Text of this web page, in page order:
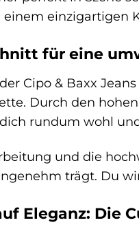
einzigartigen
für eine
Cipo & Baxx
Durch den
rundum wohl
und die
trägt. Du
Eleganz: Die